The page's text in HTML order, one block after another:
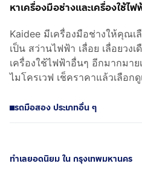
หาเครื่องมือช่างและเครื่องใช้ไ
Kaidee มีเครื่องมือช่างให้คุณ
เป็น สว่านไฟฟ้า เลื่อย เลื่อยวง
เครื่องใช้ไฟฟ้าอื่นๆ อีกมากมา
ไมโครเวฟ เช็คราคาแล้วเลือกดู
รถมือสอง ประเภทอื่น ๆ
ทำเลยอดนิยม ใน กรุงเทพมหานคร